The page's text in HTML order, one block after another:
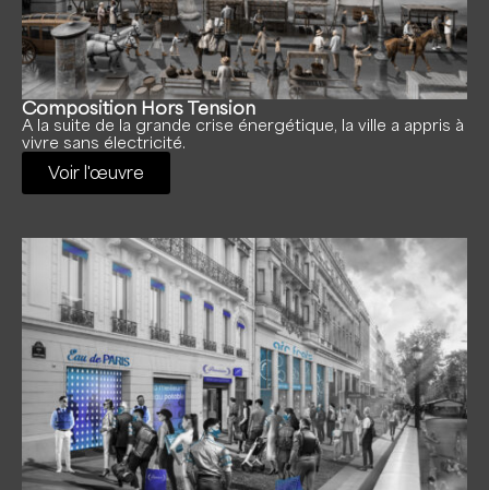
Composition Hors Tension
A la suite de la grande crise énergétique, la ville a appris à
vivre sans électricité.
Voir l'œuvre